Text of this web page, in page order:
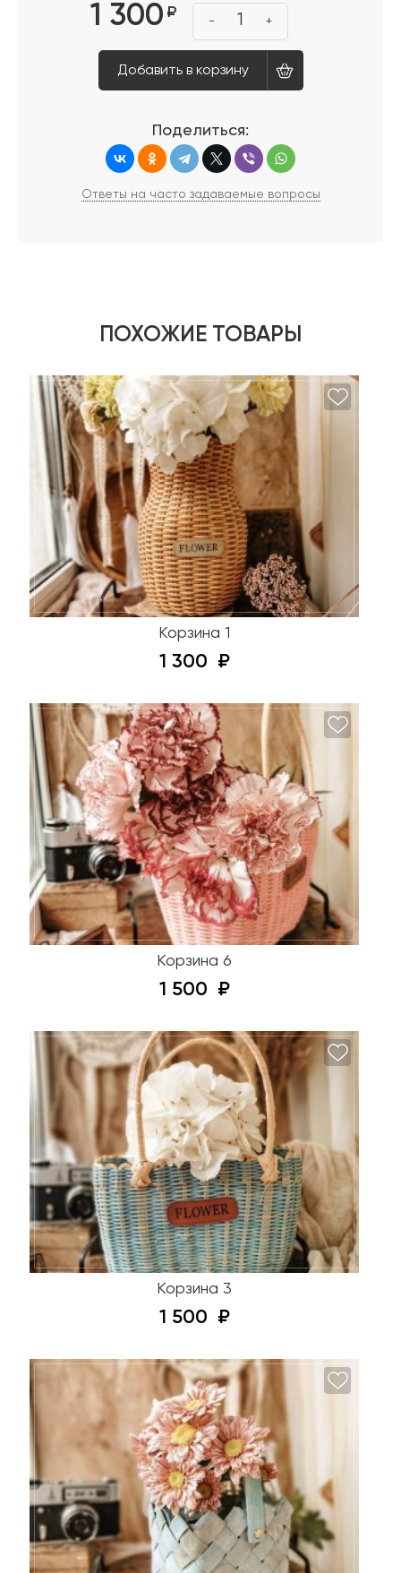
1 300 ₽
- 1 +
Добавить в корзину
Поделиться:
Ответы на часто задаваемые вопросы
ПОХОЖИЕ ТОВАРЫ
Корзина 1
1 300
Корзина 6
1 500
Корзина 3
1 500